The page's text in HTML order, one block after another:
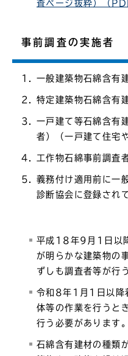
査ページ抜粋）（
事前調査の実施者
一般建築物石綿含有
特定建築物石綿含有
一戸建て等石綿含有
者）（一戸建て住宅
工作物石綿事前調査
義務付け適用前に一
診断協会に登録され
平成18年9月1日以
が明らかな建築物の
ずしも調査者等が行
令和8年1月1日以降
体等の作業を行うと
行う必要があります。
石綿含有建材の種類